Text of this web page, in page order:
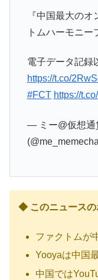
『中国最大の
トムハーモニー
電子データ記録
https://t.co/
#FCT https://
— ミー@仮想通
◆ このニュース
ファクトムが
Yooyaは中国
中国では